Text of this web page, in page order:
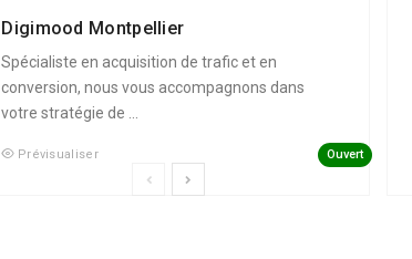
Digimood Montpellier
Spécialiste en acquisition de trafic et en
conversion, nous vous accompagnons dans
votre stratégie de ...
Prévisualiser Ouvert